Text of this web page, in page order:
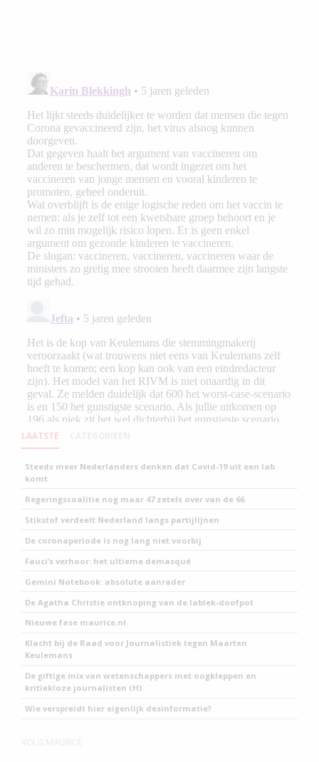
LAATSTE
Steeds meer Nederlanders denken dat Covid-19 uit een lab
komt
Regeringscoalitie nog maar 47 zetels over van de 66
Stikstof verdeelt Nederland langs partijlijnen
De coronaperiode is nog lang niet voorbij
Fauci’s verhoor: het ultieme demasqué
Gemini Notebook: absolute aanrader
De Agatha Christie ontknoping van de lablek-doofpot
Nieuwe fase maurice.nl
Klacht bij de Raad voor Journalistiek tegen Maarten
Keulemans
De giftige mix van wetenschappers met oogkleppen en
kritiekloze journalisten (H)
Wie verspreidt hier eigenlijk desinformatie?